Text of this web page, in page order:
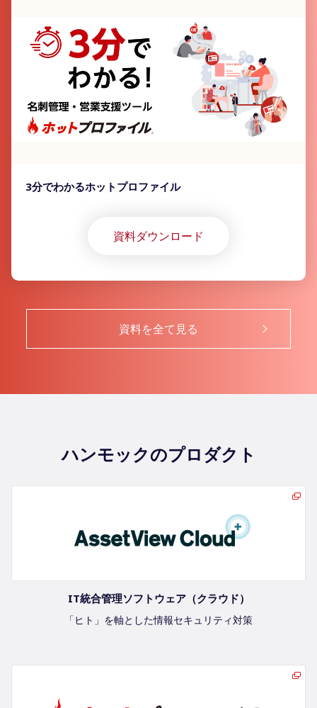
3分でわかるホットプロファイル
資料ダウンロード
資料を全て見る
ハンモックのプロダクト
IT統合管理ソフトウェア（クラウド）
「ヒト」を軸とした情報セキュリティ対策